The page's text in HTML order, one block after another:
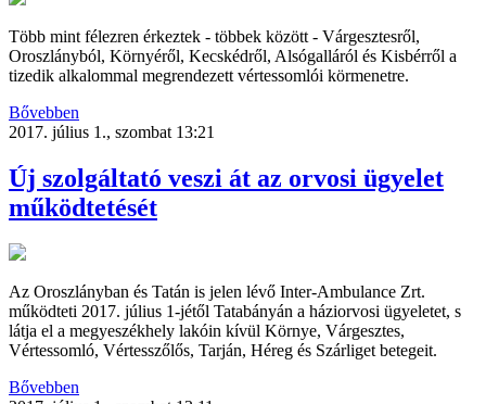
Több mint félezren érkeztek - többek között - Várgesztesről,
Oroszlányból, Környéről, Kecskédről, Alsógalláról és Kisbérről a
tizedik alkalommal megrendezett vértessomlói körmenetre.
Bővebben
2017. július 1., szombat 13:21
Új szolgáltató veszi át az orvosi ügyelet
működtetését
Az Oroszlányban és Tatán is jelen lévő Inter-Ambulance Zrt.
működteti 2017. július 1-jétől Tatabányán a háziorvosi ügyeletet, s
látja el a megyeszékhely lakóin kívül Környe, Várgesztes,
Vértessomló, Vértesszőlős, Tarján, Héreg és Szárliget betegeit.
Bővebben